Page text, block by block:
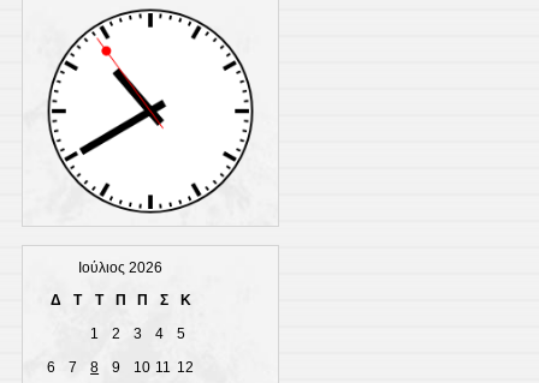
translate
this
page
Ιούλιος 2026
Δ
Τ Τ Π Π Σ
Κ
1
2 3 4
5
6
7 8 9 10 11 12